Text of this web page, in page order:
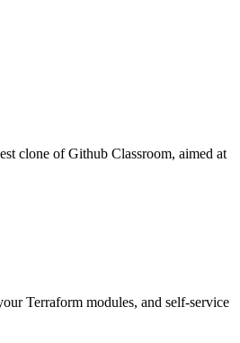
clone of Github Classroom, aimed at
Terraform modules, and self-service